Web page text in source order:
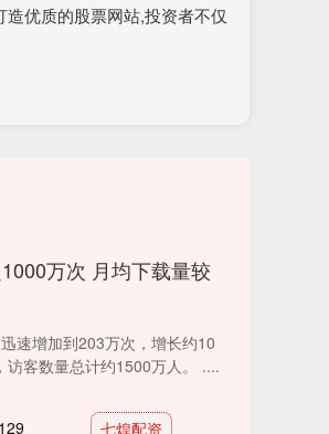
优质的股票网站,投资者不仅
万次 月均下载量较
速增加到203万次，增长约10
客数量总计约1500万人。 ....
七煌配资